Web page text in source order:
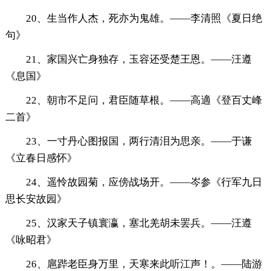
20、生当作人杰，死亦为鬼雄。——李清照《夏日绝
句》
21、家国兴亡身独存，玉容还受楚王恩。——汪遵
《息国》
22、朝市不足问，君臣随草根。——高適《登百丈峰
二首》
23、一寸丹心图报国，两行清泪为思亲。——于谦
《立春日感怀》
24、遥怜故园菊，应傍战场开。——岑参《行军九日
思长安故园》
25、汉家天子镇寰瀛，塞北羌胡未罢兵。——汪遵
《咏昭君》
26、扈跸老臣身万里，天寒来此听江声！。——陆游